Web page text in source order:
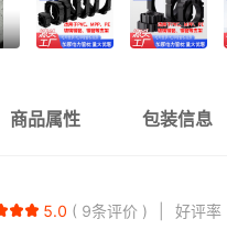
商品属性 包装信息
5.0 9条评价 好评率